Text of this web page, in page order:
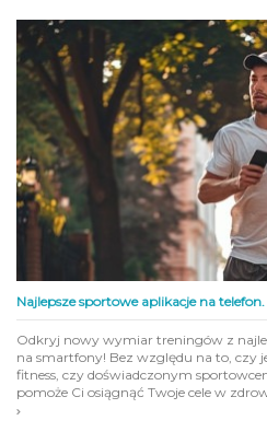
Najlepsze sportowe aplikacje na
Odkryj nowy wymiar treningów z
na smartfony! Bez względu na to, czy
fitness, czy doświadczonym
pomoże Ci osiągnąć Twoje cele w